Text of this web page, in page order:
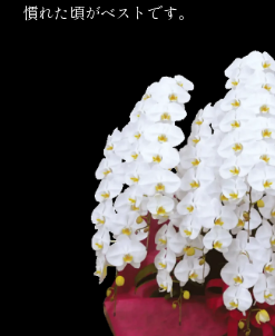
慣れた頃がベストです。